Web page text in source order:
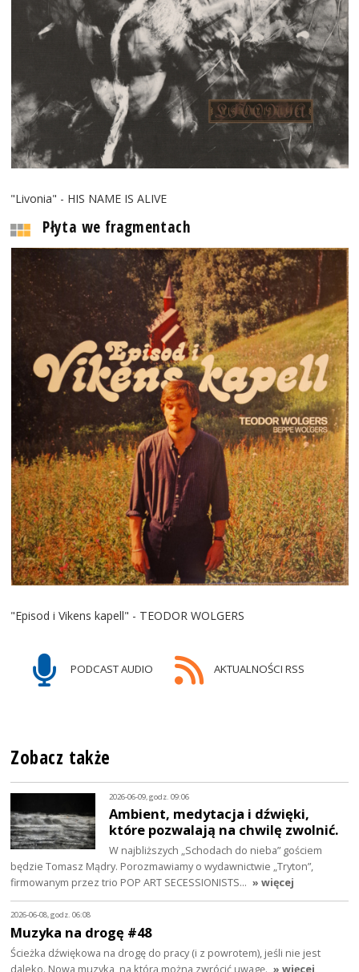
"Livonia" - HIS NAME IS ALIVE
Płyta we fragmentach
"Episod i Vikens kapell" - TEODOR WOLGERS
PODCAST AUDIO AKTUALNOŚCI RSS
Zobacz także
2026-06-09, godz. 09:06
Ambient, medytacja i dźwięki,
które pozwalają na chwilę zwolnić.
W najbliższych „Schodach do nieba” gościem
będzie Tomasz Mądry. Porozmawiamy o wydawnictwie „Tryton”,
firmowanym przez trio POP ART SECESSIONISTS… » więcej
2026-06-08, godz. 06:08
Muzyka na drogę #48
Ścieżka dźwiękowa na drogę do pracy (i z powrotem), jeśli nie jest
daleko. Nowa muzyka, na którą można zwrócić uwagę. » więcej